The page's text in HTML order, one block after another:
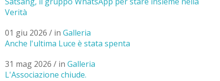
Verità
01 giu 2026 / in Galleria
Anche l'ultima Luce è stata spenta
31 mag 2026 / in Galleria
L'Associazione chiude.